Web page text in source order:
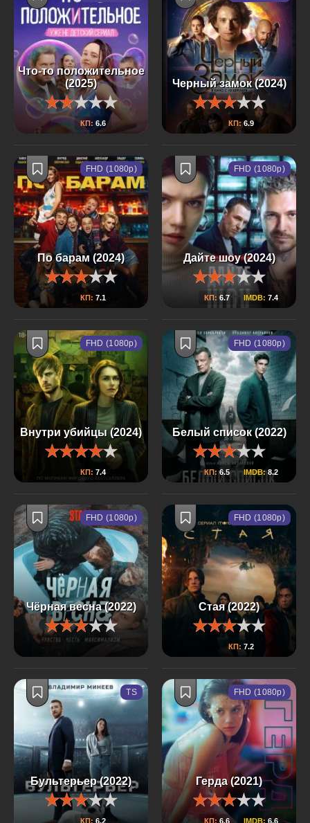
Что-то положительное
(2025)
КП: 6.6
Черный замок (2024)
КП:6.9
По барам (2024)
КП: 7.1
FHD (1080p)
Дайте шоу (2024)
КП: 6.7 IMDB: 7.4
FHD (1080p)
Внутри убийцы (2024)
КП: 7.4
FHD (1080p)
Белый список (2022)
КП:6.5 IMDB:8.2
FHD (1080p)
Чёрная весна (2022)
FHD (1080p)
Стая (2022)
КП: 7.2
FHD (1080p)
Бультерьер (2022)
КП: 6.2
TS
Герда (2021)
КП: 6.6 IMDB: 6.6
FHD (1080p)